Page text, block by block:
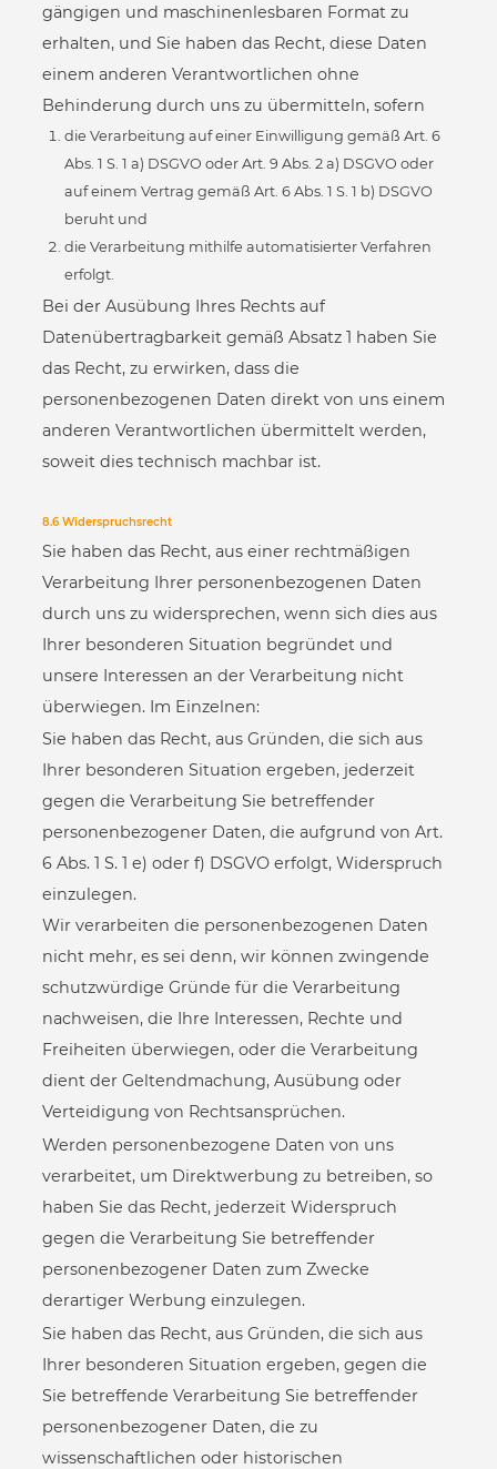
gängigen und maschinenlesbaren Format zu
erhalten, und Sie haben das Recht, diese Daten
einem anderen Verantwortlichen ohne
Behinderung durch uns zu übermitteln, sofern
die Verarbeitung auf einer Einwilligung gemäß Art. 6
Abs. 1 S. 1 a) DSGVO oder Art. 9 Abs. 2 a) DSGVO oder
auf einem Vertrag gemäß Art. 6 Abs. 1 S. 1 b) DSGVO
beruht und
die Verarbeitung mithilfe automatisierter Verfahren
erfolgt.
Bei der Ausübung Ihres Rechts auf
Datenübertragbarkeit gemäß Absatz 1 haben Sie
das Recht, zu erwirken, dass die
personenbezogenen Daten direkt von uns einem
anderen Verantwortlichen übermittelt werden,
soweit dies technisch machbar ist.
8.6 Widerspruchsrecht
Sie haben das Recht, aus einer rechtmäßigen
Verarbeitung Ihrer personenbezogenen Daten
durch uns zu widersprechen, wenn sich dies aus
Ihrer besonderen Situation begründet und
unsere Interessen an der Verarbeitung nicht
überwiegen. Im Einzelnen:
Sie haben das Recht, aus Gründen, die sich aus
Ihrer besonderen Situation ergeben, jederzeit
gegen die Verarbeitung Sie betreffender
personenbezogener Daten, die aufgrund von Art.
6 Abs. 1 S. 1 e) oder f) DSGVO erfolgt, Widerspruch
einzulegen.
Wir verarbeiten die personenbezogenen Daten
nicht mehr, es sei denn, wir können zwingende
schutzwürdige Gründe für die Verarbeitung
nachweisen, die Ihre Interessen, Rechte und
Freiheiten überwiegen, oder die Verarbeitung
dient der Geltendmachung, Ausübung oder
Verteidigung von Rechtsansprüchen.
Werden personenbezogene Daten von uns
verarbeitet, um Direktwerbung zu betreiben, so
haben Sie das Recht, jederzeit Widerspruch
gegen die Verarbeitung Sie betreffender
personenbezogener Daten zum Zwecke
derartiger Werbung einzulegen.
Sie haben das Recht, aus Gründen, die sich aus
Ihrer besonderen Situation ergeben, gegen die
Sie betreffende Verarbeitung Sie betreffender
personenbezogener Daten, die zu
wissenschaftlichen oder historischen